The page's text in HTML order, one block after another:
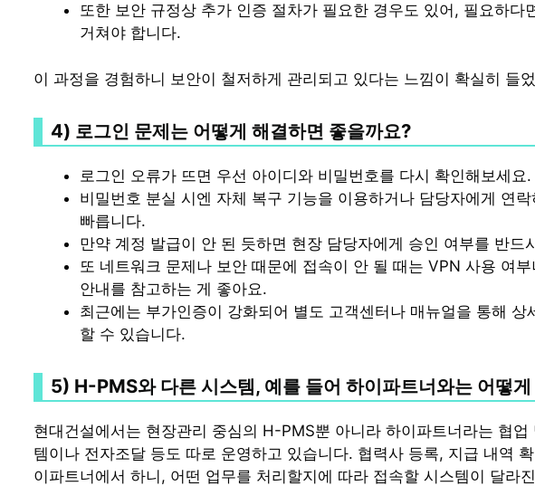
또한 보안 규정상 추가 인증 절차가 필요한 경우도 있어, 필요하다
거쳐야 합니다.
이 과정을 경험하니 보안이 철저하게 관리되고 있다는 느낌이 확실히 들
4) 로그인 문제는 어떻게 해결하면 좋을까요?
로그인 오류가 뜨면 우선 아이디와 비밀번호를 다시 확인해보세요.
비밀번호 분실 시엔 자체 복구 기능을 이용하거나 담당자에게 연
빠릅니다.
만약 계정 발급이 안 된 듯하면 현장 담당자에게 승인 여부를 반드
또 네트워크 문제나 보안 때문에 접속이 안 될 때는 VPN 사용 여
안내를 참고하는 게 좋아요.
최근에는 부가인증이 강화되어 별도 고객센터나 매뉴얼을 통해 상
할 수 있습니다.
5) H-PMS와 다른 시스템, 예를 들어 하이파트너와는 어떻
현대건설에서는 현장관리 중심의 H-PMS뿐 아니라 하이파트너라는 협업
템이나 전자조달 등도 따로 운영하고 있습니다. 협력사 등록, 지급 내역
이파트너에서 하니, 어떤 업무를 처리할지에 따라 접속할 시스템이 달라